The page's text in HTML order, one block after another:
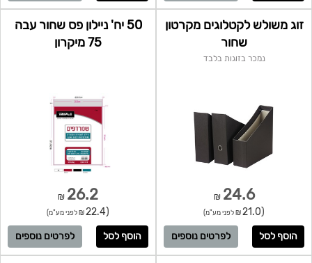
זוג משולש לקטלוגים מקרטון
שחור
נמכר בזוגות בלבד
24.6
₪
(21.0 ₪ לפני מע"מ)
לפרטים נוספים
50 יח' ניילון פס שחור עבה
75 מיקרון
26.2
₪
(22.4 ₪ לפני מע"מ)
לפרטים נוספים